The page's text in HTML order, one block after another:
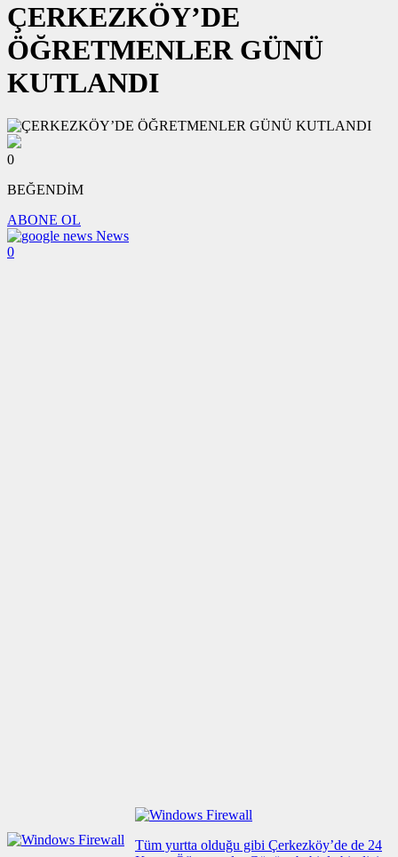
ÇERKEZKÖY’DE
ÖĞRETMENLER GÜNÜ
KUTLANDI
0
BEĞENDİM
ABONE OL
News
0
Tüm yurtta olduğu gibi Çerkezköy’de de 24